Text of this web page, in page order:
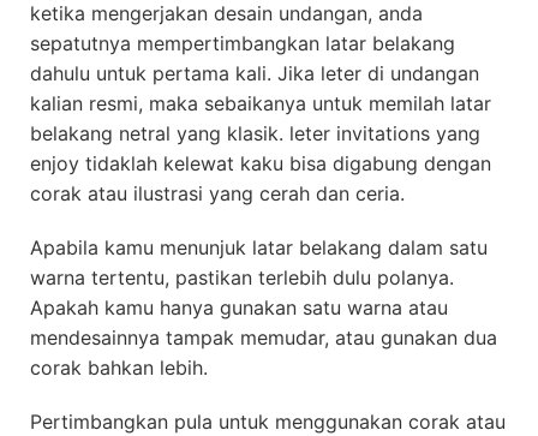
ketika mengerjakan desain undangan, anda
sepatutnya mempertimbangkan latar belakang
dahulu untuk pertama kali. Jika leter di undangan
kalian resmi, maka sebaikanya untuk memilah latar
belakang netral yang klasik. leter invitations yang
enjoy tidaklah kelewat kaku bisa digabung dengan
corak atau ilustrasi yang cerah dan ceria.
Apabila kamu menunjuk latar belakang dalam satu
warna tertentu, pastikan terlebih dulu polanya.
Apakah kamu hanya gunakan satu warna atau
mendesainnya tampak memudar, atau gunakan dua
corak bahkan lebih.
Pertimbangkan pula untuk menggunakan corak atau